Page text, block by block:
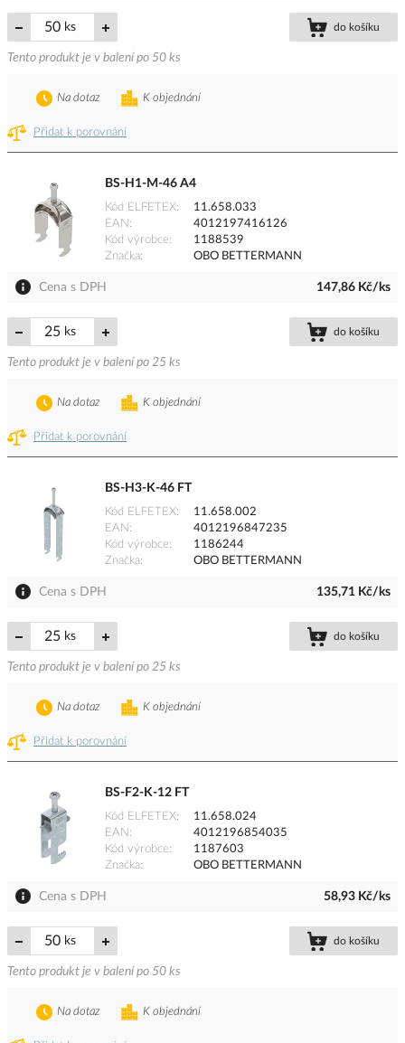
ks do košíku
Tento produkt je v balení po 50 ks
Přidat k porovnání
K objednání
Na dotaz
BS-H1-M-46 A4
Kód ELFETEX
11.658.033
EAN
4012197416126
Kód výrobce
1188539
Značka
OBO BETTERMANN
Cena s DPH 147,86 Kč/ks
ks do košíku
Tento produkt je v balení po 25 ks
Přidat k porovnání
K objednání
Na dotaz
BS-H3-K-46 FT
Kód ELFETEX
11.658.002
EAN
4012196847235
Kód výrobce
1186244
Značka
OBO BETTERMANN
Cena s DPH 135,71 Kč/ks
ks do košíku
Tento produkt je v balení po 25 ks
Přidat k porovnání
K objednání
Na dotaz
BS-F2-K-12 FT
Kód ELFETEX
11.658.024
EAN
4012196854035
Kód výrobce
1187603
Značka
OBO BETTERMANN
Cena s DPH 58,93 Kč/ks
ks do košíku
Tento produkt je v balení po 50 ks
K objednání
Na dotaz